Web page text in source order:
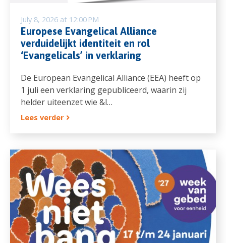
July 8, 2026 at 12:00 PM
Europese Evangelical Alliance
verduidelijkt identiteit en rol
‘Evangelicals’ in verklaring
De European Evangelical Alliance (EEA) heeft op
1 juli een verklaring gepubliceerd, waarin zij
helder uiteenzet wie &l…
Lees verder